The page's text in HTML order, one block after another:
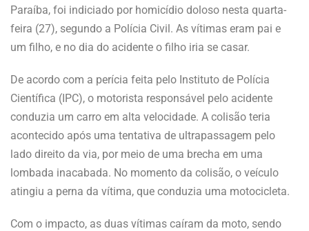
Paraíba, foi indiciado por homicídio doloso nesta quarta-
feira (27), segundo a Polícia Civil. As vítimas eram pai e
um filho, e no dia do acidente o filho iria se casar.
De acordo com a perícia feita pelo Instituto de Polícia
Científica (IPC), o motorista responsável pelo acidente
conduzia um carro em alta velocidade. A colisão teria
acontecido após uma tentativa de ultrapassagem pelo
lado direito da via, por meio de uma brecha em uma
lombada inacabada. No momento da colisão, o veículo
atingiu a perna da vítima, que conduzia uma motocicleta.
Com o impacto, as duas vítimas caíram da moto, sendo